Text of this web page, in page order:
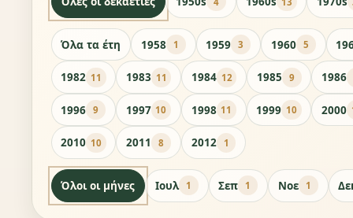
Όλα τα έτη 1958 1 1959 3 1960 5
1982 11 1983 11 1984 12 1985 9 1986
1996 9 1997 10 1998 11 1999 10 2000
2010 10 2011 8 2012 1
Όλοι οι μήνες Ιουλ 1 Σεπ 1 Νοε 1